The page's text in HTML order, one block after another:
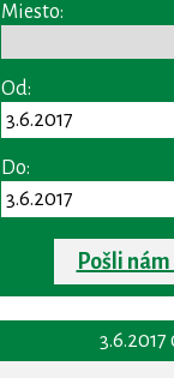
Miesto:
Od:
Do:
Pošli
3.6.2017